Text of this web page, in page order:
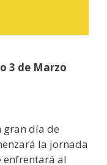
3 de Marzo
gran día de
la jornada
enfrentará al